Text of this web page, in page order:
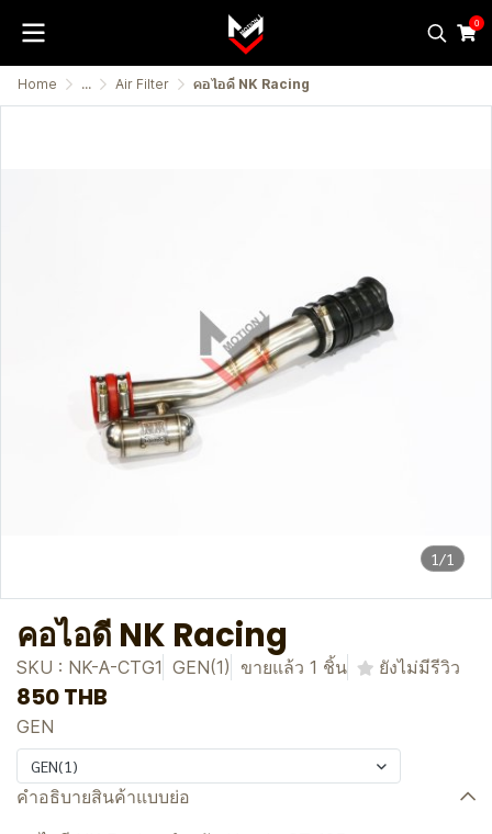
0
Home ... Air Filter คอไอดี NK Racing
1/1
คอไอดี NK Racing
SKU : NK-A-CTG1 GEN(1) ขายแล้ว 1 ชิ้น ยังไม่มีรีวิว
850 THB
GEN
GEN(1)
คำอธิบายสินค้าแบบย่อ